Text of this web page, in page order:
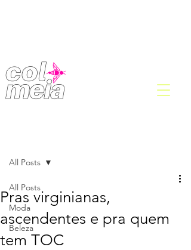
All Posts
Moda
Beleza
All Posts
Pras virginianas,
ascendentes e pra quem
tem TOC